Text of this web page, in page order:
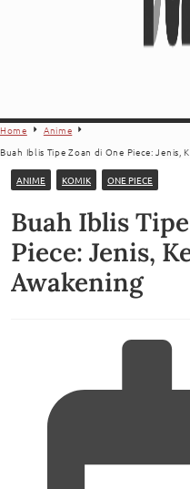
Home
Anime
Buah Iblis Tipe Zoan di One Piece: Jenis,
ANIME KOMIK ONE PIECE
Buah Iblis
Piece: Jenis,
Awakening